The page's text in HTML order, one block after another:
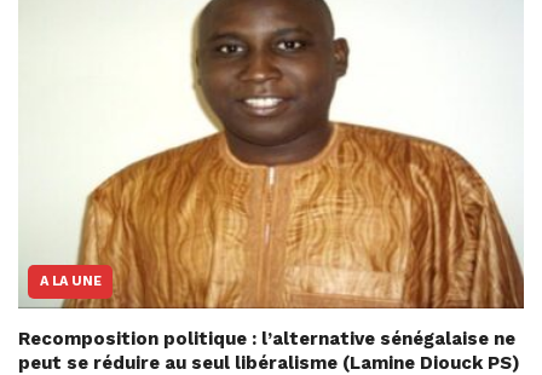
A LA UNE
Recomposition politique : l’alternative sénégalaise ne
peut se réduire au seul libéralisme (Lamine Diouck PS)